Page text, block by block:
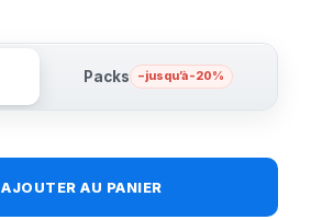
Packs – jusqu’à -20%
AJOUTER AU PANIER